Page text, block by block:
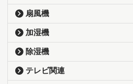
扇風機
加湿機
除湿機
テレビ関連